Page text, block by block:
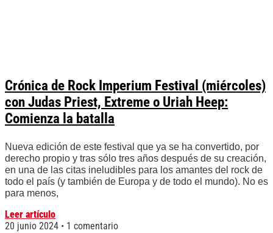
Crónica de Rock Imperium Festival (miércoles)
con Judas Priest, Extreme o Uriah Heep:
Comienza la batalla
Nueva edición de este festival que ya se ha convertido, por
derecho propio y tras sólo tres años después de su creación,
en una de las citas ineludibles para los amantes del rock de
todo el país (y también de Europa y de todo el mundo). No es
para menos,
Leer artículo
20 junio 2024
1 comentario